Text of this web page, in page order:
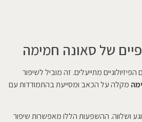
של סאונה חמימה
מתייעלים. זה מוביל לשיפור
מקלה על הכאב ומסייעת בהתמודדות עם
ושלווה. ההשפעות הללו מאפשרות שיפור